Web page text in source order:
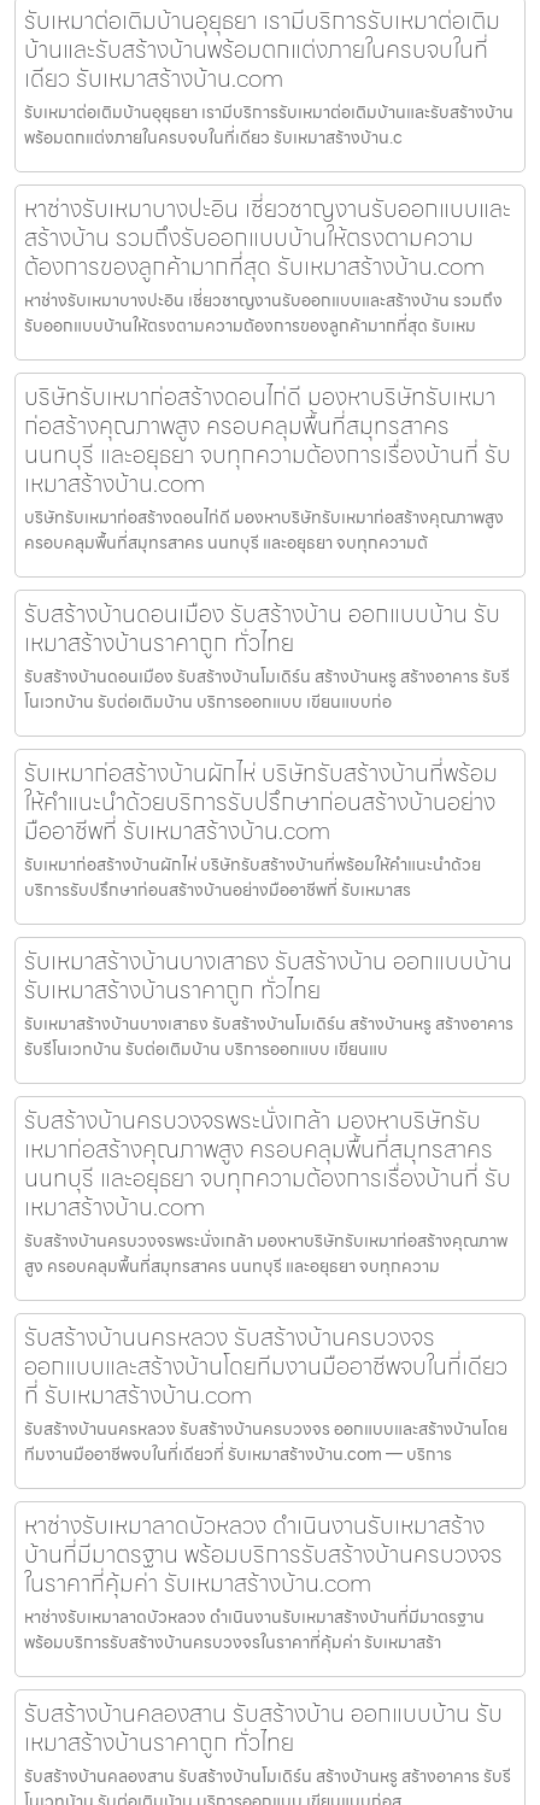
รับเหมาต่อเติมบ้านอุยุธยา เรามีบริการรับเหมาต่อเติม
บ้านและรับสร้างบ้านพร้อมตกแต่งภายในครบจบในที่
เดียว รับเหมาสร้างบ้าน.com
รับเหมาต่อเติมบ้านอุยุธยา เรามีบริการรับเหมาต่อเติมบ้านและรับสร้างบ้าน
พร้อมตกแต่งภายในครบจบในที่เดียว รับเหมาสร้างบ้าน.c
หาช่างรับเหมาบางปะอิน เชี่ยวชาญงานรับออกแบบและ
สร้างบ้าน รวมถึงรับออกแบบบ้านให้ตรงตามความ
ต้องการของลูกค้ามากที่สุด รับเหมาสร้างบ้าน.com
หาช่างรับเหมาบางปะอิน เชี่ยวชาญงานรับออกแบบและสร้างบ้าน รวมถึง
รับออกแบบบ้านให้ตรงตามความต้องการของลูกค้ามากที่สุด รับเหม
บริษัทรับเหมาก่อสร้างดอนไก่ดี มองหาบริษัทรับเหมา
ก่อสร้างคุณภาพสูง ครอบคลุมพื้นที่สมุทรสาคร
นนทบุรี และอยุธยา จบทุกความต้องการเรื่องบ้านที่ รับ
เหมาสร้างบ้าน.com
บริษัทรับเหมาก่อสร้างดอนไก่ดี มองหาบริษัทรับเหมาก่อสร้างคุณภาพสูง
ครอบคลุมพื้นที่สมุทรสาคร นนทบุรี และอยุธยา จบทุกความต้
รับสร้างบ้านดอนเมือง รับสร้างบ้าน ออกแบบบ้าน รับ
เหมาสร้างบ้านราคาถูก ทั่วไทย
รับสร้างบ้านดอนเมือง รับสร้างบ้านโมเดิร์น สร้างบ้านหรู สร้างอาคาร รับรี
โนเวทบ้าน รับต่อเติมบ้าน บริการออกแบบ เขียนแบบก่อ
รับเหมาก่อสร้างบ้านผักไห่ บริษัทรับสร้างบ้านที่พร้อม
ให้คำแนะนำด้วยบริการรับปรึกษาก่อนสร้างบ้านอย่าง
มืออาชีพที่ รับเหมาสร้างบ้าน.com
รับเหมาก่อสร้างบ้านผักไห่ บริษัทรับสร้างบ้านที่พร้อมให้คำแนะนำด้วย
บริการรับปรึกษาก่อนสร้างบ้านอย่างมืออาชีพที่ รับเหมาสร
รับเหมาสร้างบ้านบางเสาธง รับสร้างบ้าน ออกแบบบ้าน
รับเหมาสร้างบ้านราคาถูก ทั่วไทย
รับเหมาสร้างบ้านบางเสาธง รับสร้างบ้านโมเดิร์น สร้างบ้านหรู สร้างอาคาร
รับรีโนเวทบ้าน รับต่อเติมบ้าน บริการออกแบบ เขียนแบ
รับสร้างบ้านครบวงจรพระนั่งเกล้า มองหาบริษัทรับ
เหมาก่อสร้างคุณภาพสูง ครอบคลุมพื้นที่สมุทรสาคร
นนทบุรี และอยุธยา จบทุกความต้องการเรื่องบ้านที่ รับ
เหมาสร้างบ้าน.com
รับสร้างบ้านครบวงจรพระนั่งเกล้า มองหาบริษัทรับเหมาก่อสร้างคุณภาพ
สูง ครอบคลุมพื้นที่สมุทรสาคร นนทบุรี และอยุธยา จบทุกความ
รับสร้างบ้านนครหลวง รับสร้างบ้านครบวงจร
ออกแบบและสร้างบ้านโดยทีมงานมืออาชีพจบในที่เดียว
ที่ รับเหมาสร้างบ้าน.com
รับสร้างบ้านนครหลวง รับสร้างบ้านครบวงจร ออกแบบและสร้างบ้านโดย
ทีมงานมืออาชีพจบในที่เดียวที่ รับเหมาสร้างบ้าน.com — บริการ
หาช่างรับเหมาลาดบัวหลวง ดำเนินงานรับเหมาสร้าง
บ้านที่มีมาตรฐาน พร้อมบริการรับสร้างบ้านครบวงจร
ในราคาที่คุ้มค่า รับเหมาสร้างบ้าน.com
หาช่างรับเหมาลาดบัวหลวง ดำเนินงานรับเหมาสร้างบ้านที่มีมาตรฐาน
พร้อมบริการรับสร้างบ้านครบวงจรในราคาที่คุ้มค่า รับเหมาสร้า
รับสร้างบ้านคลองสาน รับสร้างบ้าน ออกแบบบ้าน รับ
เหมาสร้างบ้านราคาถูก ทั่วไทย
รับสร้างบ้านคลองสาน รับสร้างบ้านโมเดิร์น สร้างบ้านหรู สร้างอาคาร รับรี